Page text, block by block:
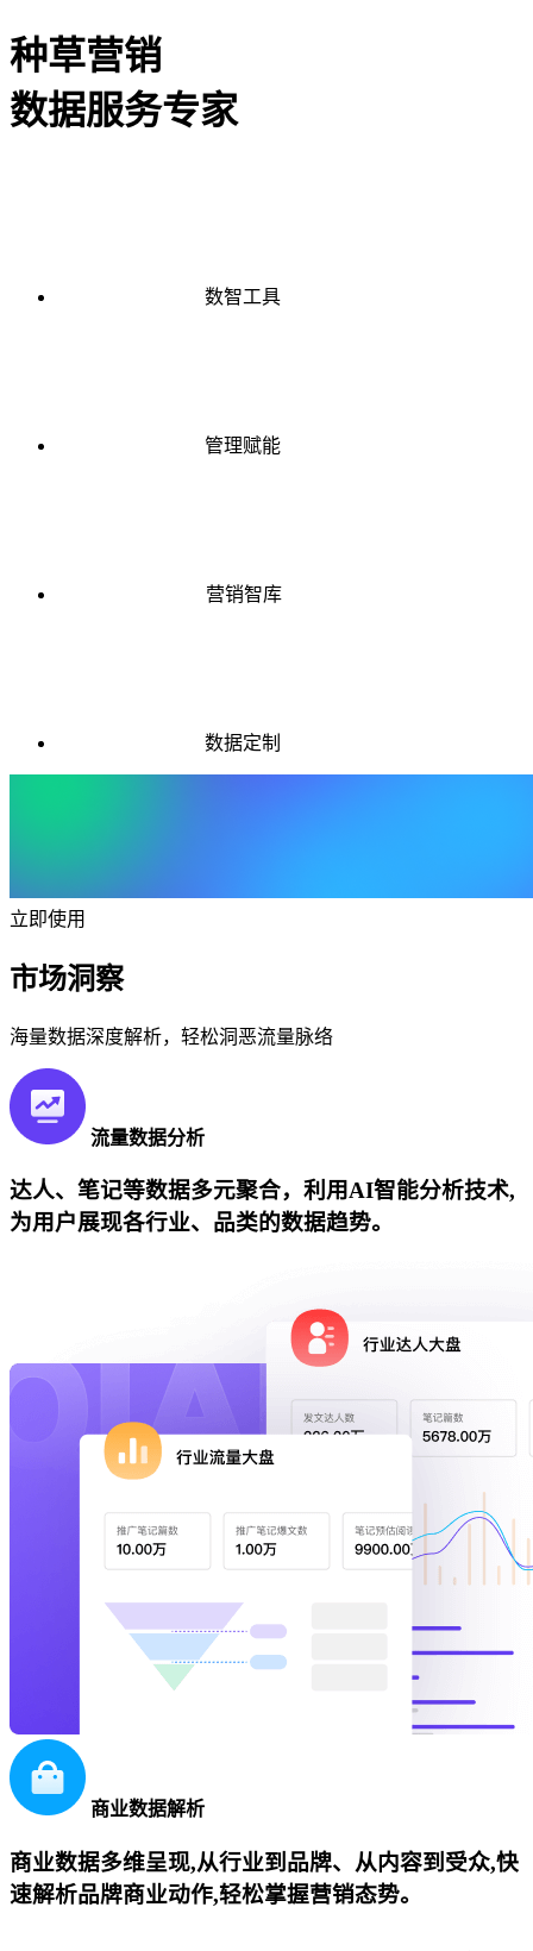
种草营销
数据服务专家
数智工具
管理赋能
营销智库
数据定制
立即使用
市场洞察
海量数据深度解析，轻松洞恶流量脉络
流量数据分析
达人、笔记等数据多元聚合，利用AI智能分析技术,
为用户展现各行业、品类的数据趋势。
商业数据解析
商业数据多维呈现,从行业到品牌、从内容到受众,快
速解析品牌商业动作,轻松掌握营销态势。